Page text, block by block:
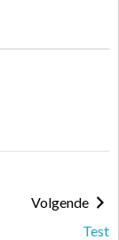
Volgende
Test